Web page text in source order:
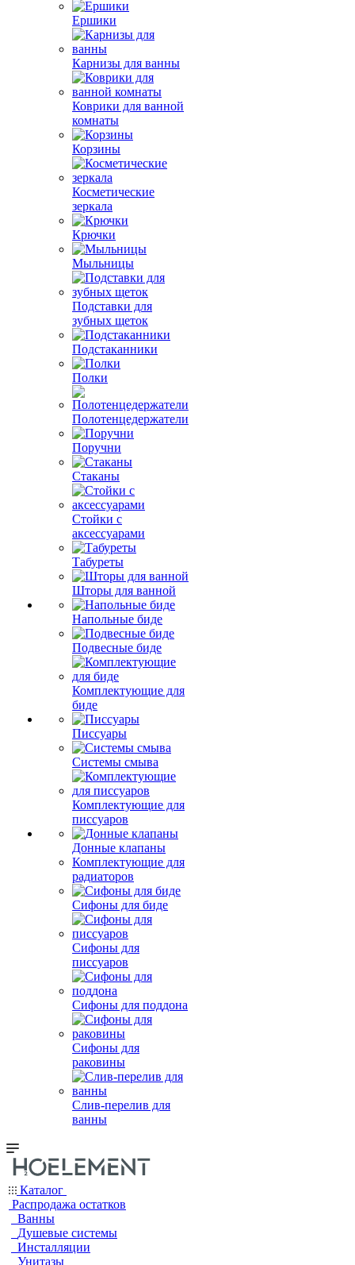
Ершики
Карнизы для ванны
Коврики для ванной
комнаты
Корзины
Косметические
зеркала
Крючки
Мыльницы
Подставки для
зубных щеток
Подстаканники
Полки
Полотенцедержатели
Поручни
Стаканы
Стойки с
аксессуарами
Табуреты
Шторы для ванной
Напольные биде
Подвесные биде
Комплектующие для
биде
Писсуары
Системы смыва
Комплектующие для
писсуаров
Донные клапаны
Комплектующие для
радиаторов
Сифоны для биде
Сифоны для
писсуаров
Сифоны для поддона
Сифоны для
раковины
Слив-перелив для
ванны
Каталог
Распродажа остатков
Ванны
Душевые системы
Инсталляции
Унитазы